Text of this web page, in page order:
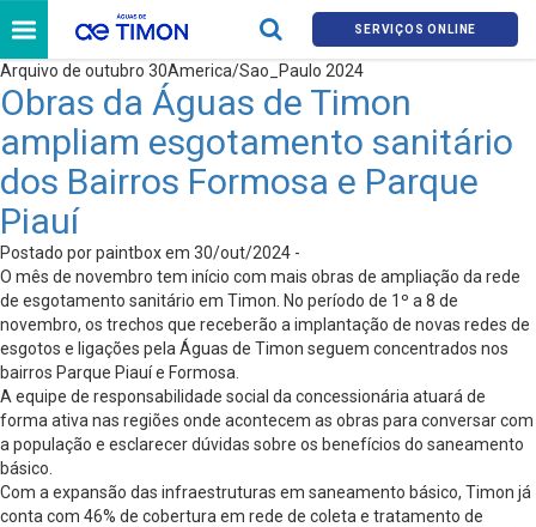
SERVIÇOS ONLINE
Arquivo de outubro 30America/Sao_Paulo 2024
Obras da Águas de Timon
ampliam esgotamento sanitário
dos Bairros Formosa e Parque
Piauí
Postado por paintbox em 30/out/2024 -
O mês de novembro tem início com mais obras de ampliação da rede
de esgotamento sanitário em Timon. No período de 1º a 8 de
novembro, os trechos que receberão a implantação de novas redes de
esgotos e ligações pela Águas de Timon seguem concentrados nos
bairros Parque Piauí e Formosa.
A equipe de responsabilidade social da concessionária atuará de
forma ativa nas regiões onde acontecem as obras para conversar com
a população e esclarecer dúvidas sobre os benefícios do saneamento
básico.
Com a expansão das infraestruturas em saneamento básico, Timon já
conta com 46% de cobertura em rede de coleta e tratamento de